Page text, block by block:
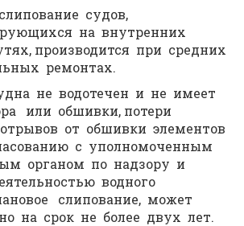
судов,
на внутренних
производится при средних
ремонтах.
не водотечен и не имеет
или обшивки, потери
отрывов от обшивки элементов
с уполномоченным
органом по надзору и
водного
слипование, может
на срок не более двух лет.